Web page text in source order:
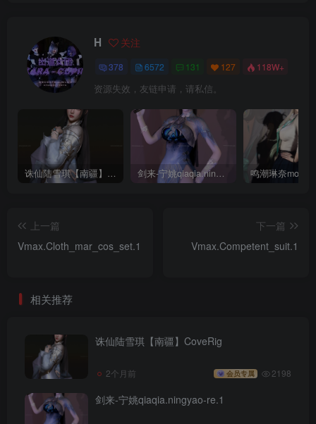
H 关注
378 6572 131 127 118W+
资源失效，友链申请，请私信。
诛仙陆雪琪【南疆】CoveRig 剑来-宁姚qiaqia.ningyao-re.1
上一篇
Vmax.Cloth_mar_cos_set.1
下一篇
Vmax.Competent_suit.1
相关推荐
诛仙陆雪琪【南疆】CoveRig
2个月前 会员专属 2198
剑来-宁姚qiaqia.ningyao-re.1